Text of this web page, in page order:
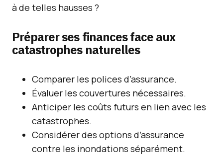
à de telles hausses ?
Préparer ses finances face aux
catastrophes naturelles
Comparer les polices d’assurance.
Évaluer les couvertures nécessaires.
Anticiper les coûts futurs en lien avec les
catastrophes.
Considérer des options d’assurance
contre les inondations séparément.